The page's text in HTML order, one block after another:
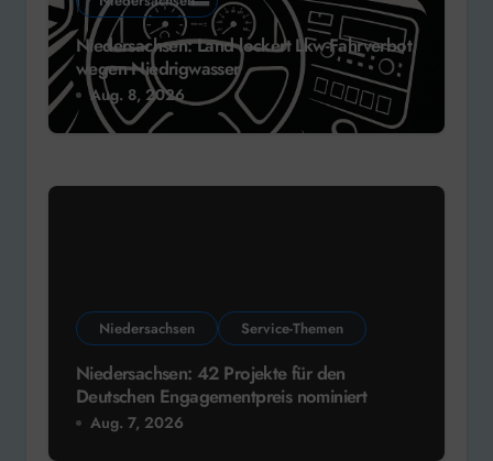
Niedersachsen: Land lockert Lkw-Fahrverbot
wegen Niedrigwasser
Aug. 8, 2026
Niedersachsen Service-Themen
Niedersachsen: 42 Projekte für den
Deutschen Engagementpreis nominiert
Aug. 7, 2026